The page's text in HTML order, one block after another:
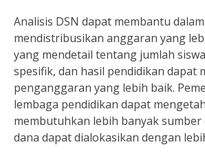
Analisis DSN dapat membantu dalam
mendistribusikan anggaran yang
yang mendetail tentang jumlah
spesifik, dan hasil pendidikan dapat
penganggaran yang lebih baik.
lembaga pendidikan dapat
membutuhkan lebih banyak sumber
dana dapat dialokasikan dengan